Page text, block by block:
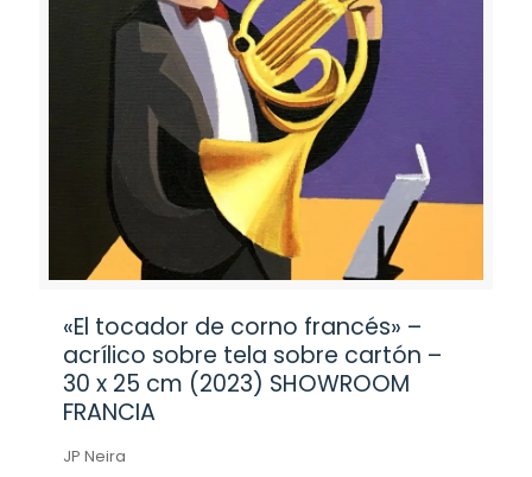
«El tocador de corno francés» –
acrílico sobre tela sobre cartón –
30 x 25 cm (2023) SHOWROOM
FRANCIA
JP Neira